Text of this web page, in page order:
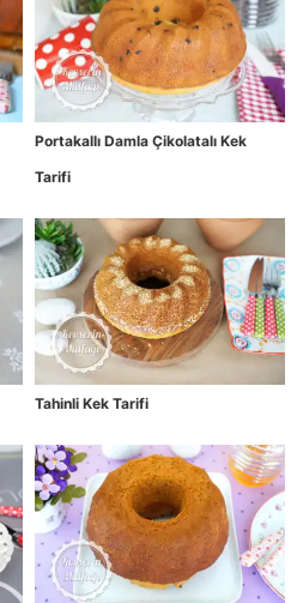
Portakallı Damla Çikolatalı Kek
Tarifi
Tahinli Kek Tarifi